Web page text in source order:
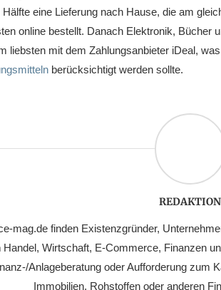
eine Lieferung nach Hause, die am
online bestellt. Danach Elektronik, Bücher
liebsten mit dem Zahlungsanbieter iDeal,
berücksichtigt werden sollte.
REDAKTION
mag.de finden Existenzgründer,
Handel, Wirtschaft, E-Commerce, Finanzen
Anlageberatung oder Aufforderung zum
Immobilien, Rohstoffen oder anderen